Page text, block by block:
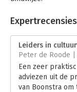
voor strategische
Uitgever:
Verschijningsdatum:
Hoofdrubriek:
Serie:
Expertrecensies
Leiders in
Peter de Roode |
Een zeer
adviezen uit de
van Boonstra